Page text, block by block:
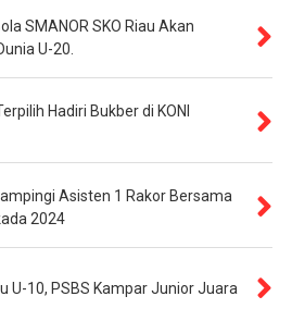
SMANOR SKO Riau Akan
U-20.
Hadiri Bukber di KONI
Asisten 1 Rakor Bersama
2024
U-10, PSBS Kampar Junior Juara